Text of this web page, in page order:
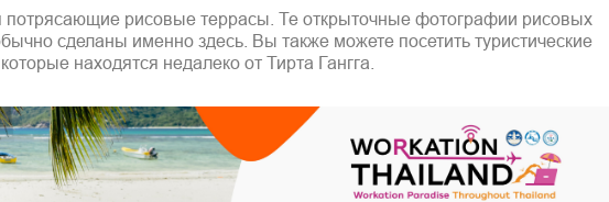
потрясающие рисовые террасы. Те открыточные фотографии рисовых
сделаны именно здесь. Вы также можете посетить туристические
находятся недалеко от Тирта Гангга.